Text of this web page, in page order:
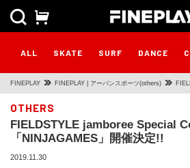
ALL SKATE SURF DANCE
FINEPLAY FINEPLAY | アーバンスポーツ(others)
OTHERS
FIELDSTYLE jamboree Special
「NINJAGAMES」開催決定!!
2019.11.30